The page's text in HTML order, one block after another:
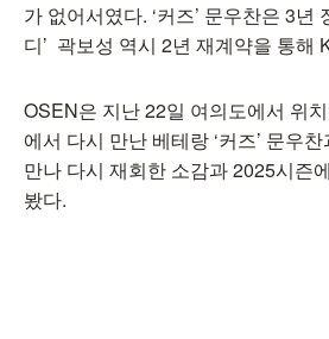
가 없어서였다. ‘커즈’ 문우찬은 3년
디’ 곽보성 역시 2년 재계약을 통해
OSEN은 지난 22일 여의도에서 위
에서 다시 만난 베테랑 ‘커즈’ 문우찬
만나 다시 재회한 소감과 2025시즌
봤다.